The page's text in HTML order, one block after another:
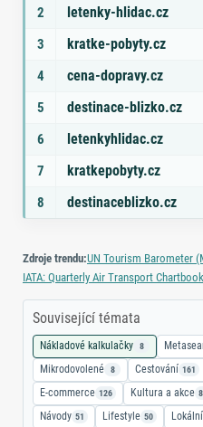
2 letenky-hlidac.cz
3 kratke-pobyty.cz
4 cena-dopravy.cz
5 destinace-blizko.cz
6 letenkyhlidac.cz
7 kratkepobyty.cz
8 destinaceblizko.cz
Zdroje trendu:UN Tourism Barometer
IATA: Quarterly Air Transport
Související témata
Nákladové kalkulačky 8
Mikrodovolené 8 Cestování 161
E-commerce 126 Kultura a akce
Návody 51 Lifestyle 50